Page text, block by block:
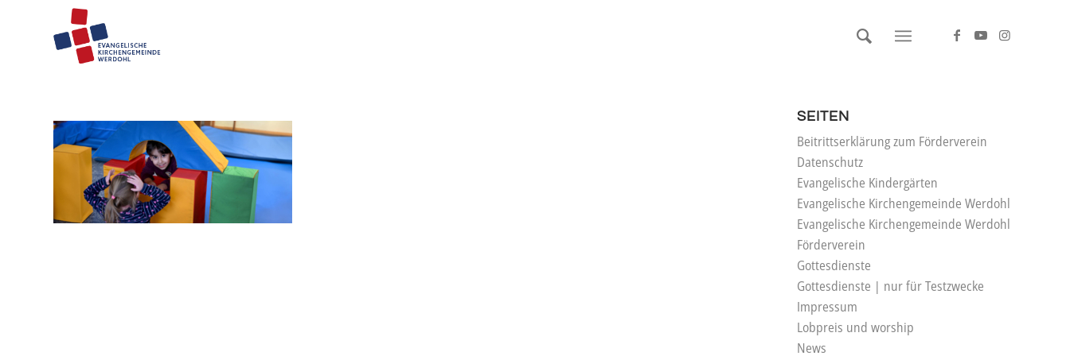
SEITEN
Beitrittserklärung zum Förderverein
Datenschutz
Evangelische Kindergärten
Evangelische Kirchengemeinde Werdohl
Evangelische Kirchengemeinde Werdohl
Förderverein
Gottesdienste
Gottesdienste | nur für Testzwecke
Impressum
Lobpreis und worship
News